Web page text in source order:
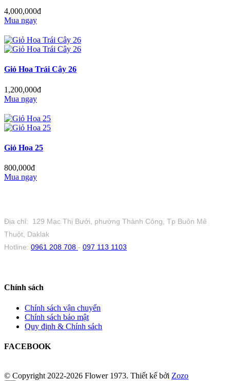
4,000,000đ
Mua ngay
Giỏ Hoa Trái Cây 26
1,200,000đ
Mua ngay
Giỏ Hoa 25
800,000đ
Mua ngay
Địa chỉ: 129 Mạc Thị Bưởi, phường Thành Công, Tp Buôn Mê
Thuột, Daklak
Hotline: 0961 208 708 - 097 113 1103
Chính sách
Chính sách vận chuyển
Chính sách bảo mật
Quy định & Chính sách
FACEBOOK
© Copyright 2022-2026 Flower 1973. Thiết kế bởi Zozo